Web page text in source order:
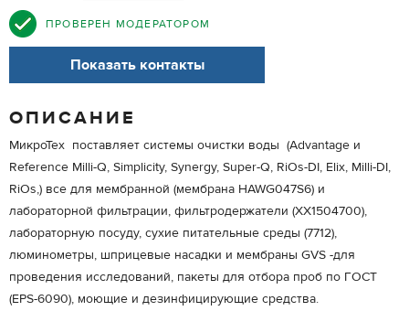
ПРОВЕРЕН МОДЕРАТОРОМ
Показать контакты
ОПИСАНИЕ
МикроТех поставляет системы очистки воды (Advantage и
Reference Milli-Q, Simplicity, Synergy, Super-Q, RiOs-DI, Elix, Milli-DI,
RiOs,) все для мембранной (мембрана HAWG047S6) и
лабораторной фильтрации, фильтродержатели (XX1504700),
лабораторную посуду, сухие питательные среды (7712),
люминометры, шприцевые насадки и мембраны GVS -для
проведения исследований, пакеты для отбора проб по ГОСТ
(EPS-6090), моющие и дезинфицирующие средства.